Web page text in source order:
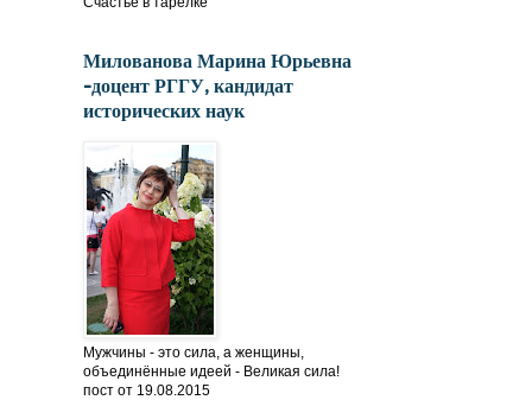
Милованова Марина Юрьевна
-доцент РГГУ, кандидат
исторических наук
Мужчины - это сила, а женщины,
объединённые идеей - Великая сила!
пост от 19.08.2015